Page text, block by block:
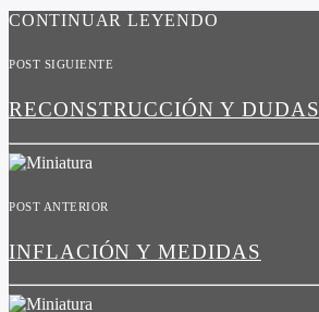
CONTINUAR LEYENDO
POST SIGUIENTE
RECONSTRUCCIÓN Y DUDAS
POST ANTERIOR
INFLACIÓN Y MEDIDAS